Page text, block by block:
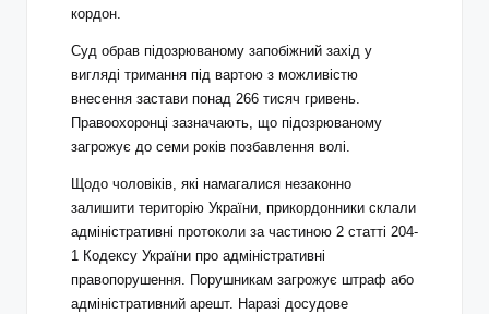
кордон.
Суд обрав підозрюваному запобіжний захід у
вигляді тримання під вартою з можливістю
внесення застави понад 266 тисяч гривень.
Правоохоронці зазначають, що підозрюваному
загрожує до семи років позбавлення волі.
Щодо чоловіків, які намагалися незаконно
залишити територію України, прикордонники склали
адміністративні протоколи за частиною 2 статті 204-
1 Кодексу України про адміністративні
правопорушення. Порушникам загрожує штраф або
адміністративний арешт. Наразі досудове